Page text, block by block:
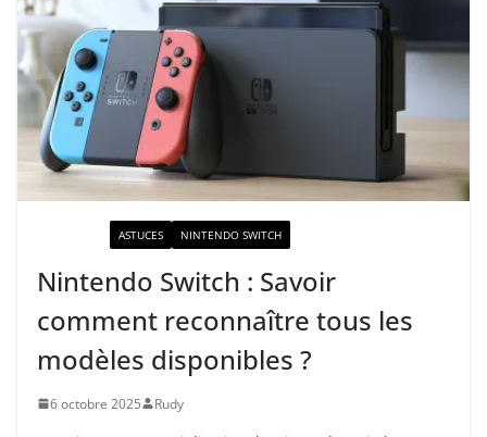
ASTUCES NINTENDO SWITCH
Nintendo Switch : Savoir
comment reconnaître tous les
modèles disponibles ?
6 octobre 2025 Rudy